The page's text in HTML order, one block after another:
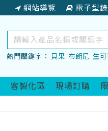
網站導覽 電子型錄
鍵
字
詢
熱門關鍵字： 貝果 布朗尼 生可
客製化區 現場訂購